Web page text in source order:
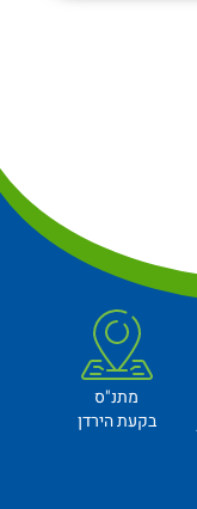
מתנ"ס
בקעת הירדן